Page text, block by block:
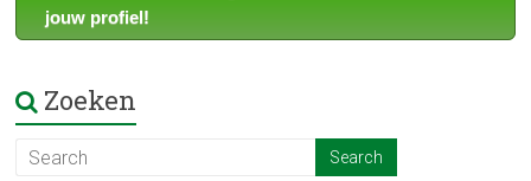
jouw profiel!
Zoeken